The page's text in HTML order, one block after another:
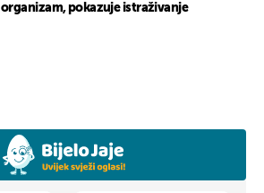
organizam, pokazuje istraživanje